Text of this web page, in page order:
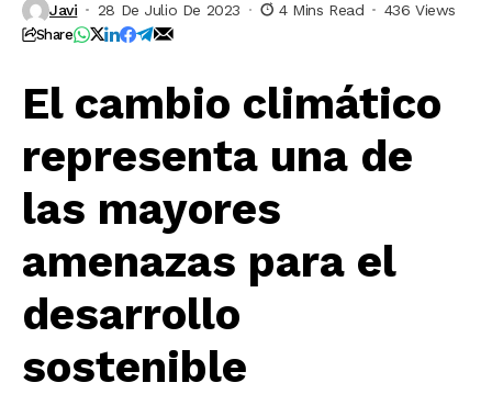
Javi 28 De Julio De 2023 4 Mins Read 436 Views
Share
El cambio climático
representa una de
las mayores
amenazas para el
desarrollo
sostenible